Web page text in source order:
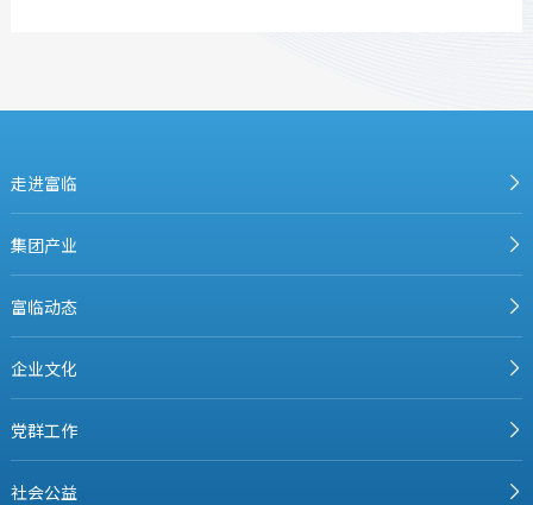
走进富临
集团产业
富临动态
企业文化
党群工作
社会公益